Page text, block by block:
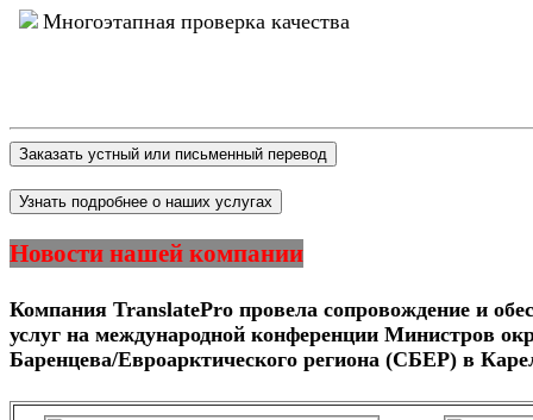
Многоэтапная проверка качества
Новости нашей компании
Компания TranslatePro провела сопровождение и
услуг на международной конференции Министров
Баренцева/Евроарктического региона (СБЕР) в